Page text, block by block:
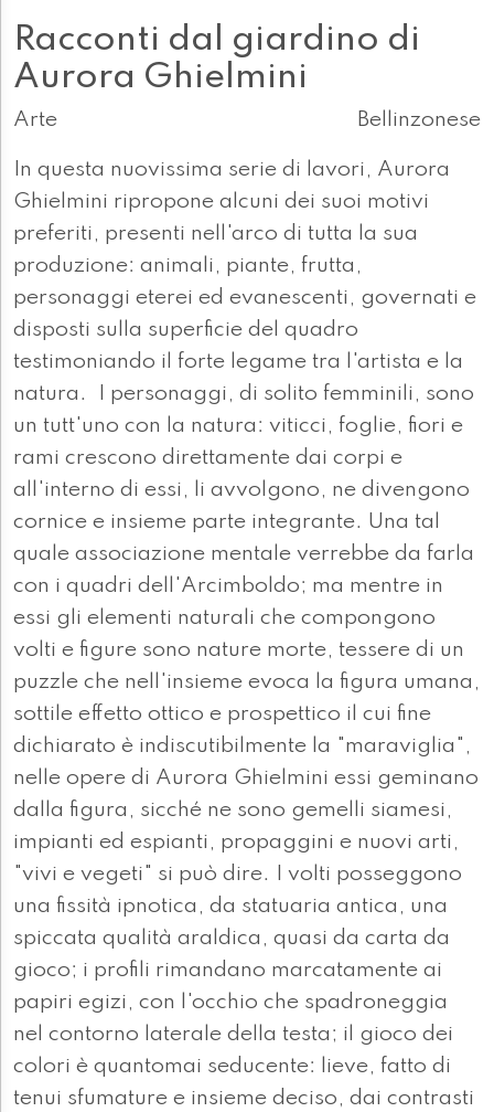
Racconti dal giardino di
Aurora Ghielmini
Arte Bellinzonese
In questa nuovissima serie di lavori, Aurora
Ghielmini ripropone alcuni dei suoi motivi
preferiti, presenti nell'arco di tutta la sua
produzione: animali, piante, frutta,
personaggi eterei ed evanescenti, governati e
disposti sulla superficie del quadro
testimoniando il forte legame tra l'artista e la
natura. I personaggi, di solito femminili, sono
un tutt'uno con la natura: viticci, foglie, fiori e
rami crescono direttamente dai corpi e
all'interno di essi, li avvolgono, ne divengono
cornice e insieme parte integrante. Una tal
quale associazione mentale verrebbe da farla
con i quadri dell'Arcimboldo; ma mentre in
essi gli elementi naturali che compongono
volti e figure sono nature morte, tessere di un
puzzle che nell'insieme evoca la figura umana,
sottile effetto ottico e prospettico il cui fine
dichiarato è indiscutibilmente la "maraviglia",
nelle opere di Aurora Ghielmini essi geminano
dalla figura, sicché ne sono gemelli siamesi,
impianti ed espianti, propaggini e nuovi arti,
"vivi e vegeti" si può dire. I volti posseggono
una fissità ipnotica, da statuaria antica, una
spiccata qualità araldica, quasi da carta da
gioco; i profili rimandano marcatamente ai
papiri egizi, con l'occhio che spadroneggia
nel contorno laterale della testa; il gioco dei
colori è quantomai seducente: lieve, fatto di
tenui sfumature e insieme deciso, dai contrasti